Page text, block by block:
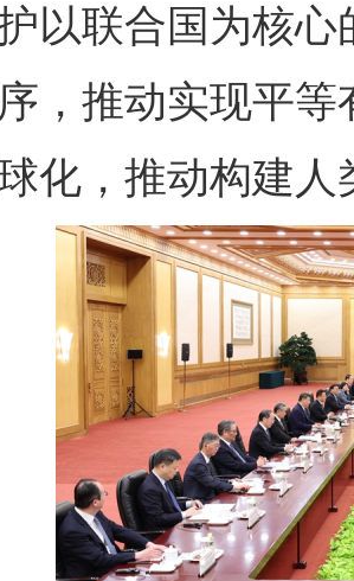
以联合国为核
，推动实现平
化，推动构建人